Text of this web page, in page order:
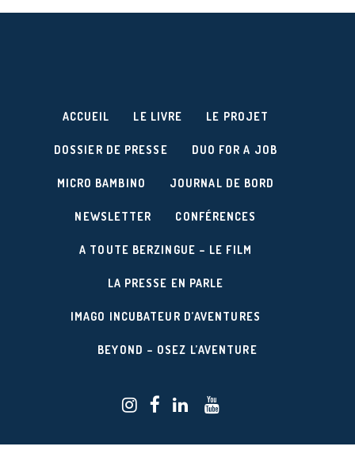
ACCUEIL LE LIVRE LE PROJET
DOSSIER DE PRESSE DUO FOR A JOB
MICRO BAMBINO JOURNAL DE BORD
NEWSLETTER CONFÉRENCES
A TOUTE BERZINGUE – LE FILM
LA PRESSE EN PARLE
IMAGO INCUBATEUR D’AVENTURES
BEYOND – OSEZ L’AVENTURE
Réalisation du site : /